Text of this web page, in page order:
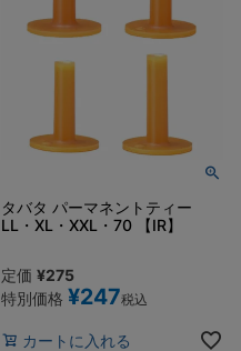
タバタ パーマネントティー
LL・XL・XXL・70 【IR】
定価 ¥275
特別価格 ¥247税込
カートに入れる